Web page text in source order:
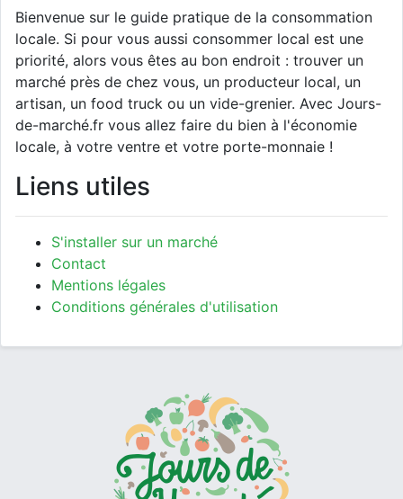
Bienvenue sur le guide pratique de la consommation
locale. Si pour vous aussi consommer local est une
priorité, alors vous êtes au bon endroit : trouver un
marché près de chez vous, un producteur local, un
artisan, un food truck ou un vide-grenier. Avec Jours-
de-marché.fr vous allez faire du bien à l'économie
locale, à votre ventre et votre porte-monnaie !
Liens utiles
S'installer sur un marché
Contact
Mentions légales
Conditions générales d'utilisation